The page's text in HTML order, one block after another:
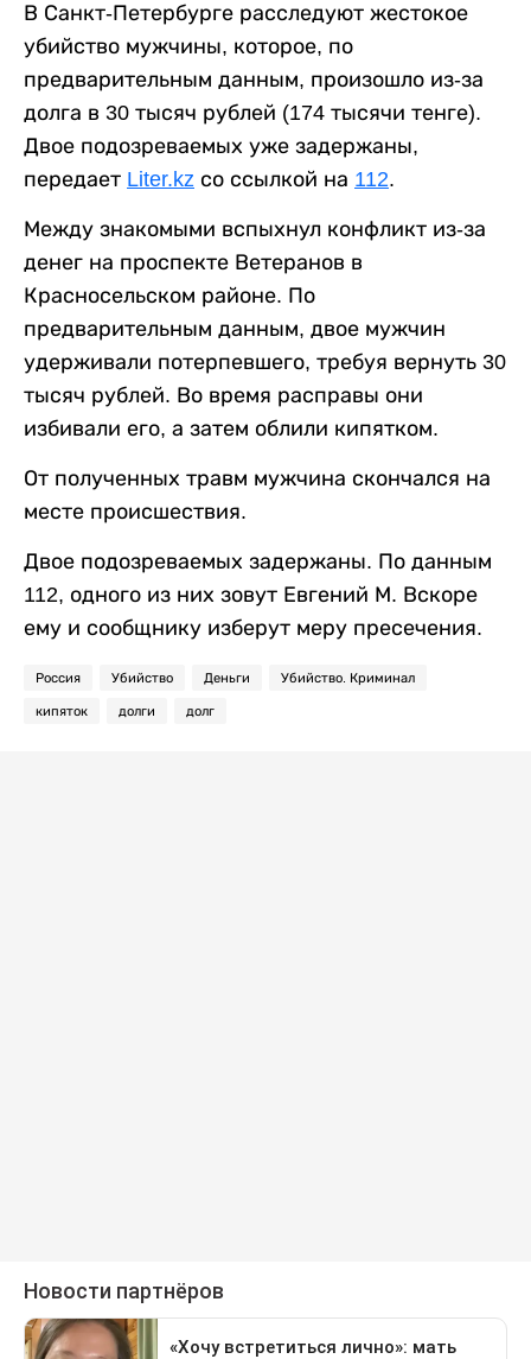
В Санкт-Петербурге расследуют жестокое
убийство мужчины, которое, по
предварительным данным, произошло из-за
долга в 30 тысяч рублей (174 тысячи тенге).
Двое подозреваемых уже задержаны,
передает Liter.kz со ссылкой на 112.
Между знакомыми вспыхнул конфликт из-за
денег на проспекте Ветеранов в
Красносельском районе. По
предварительным данным, двое мужчин
удерживали потерпевшего, требуя вернуть 30
тысяч рублей. Во время расправы они
избивали его, а затем облили кипятком.
От полученных травм мужчина скончался на
месте происшествия.
Двое подозреваемых задержаны. По данным
112, одного из них зовут Евгений М. Вскоре
ему и сообщнику изберут меру пресечения.
Россия Убийство Деньги Убийство. Криминал
кипяток долги долг